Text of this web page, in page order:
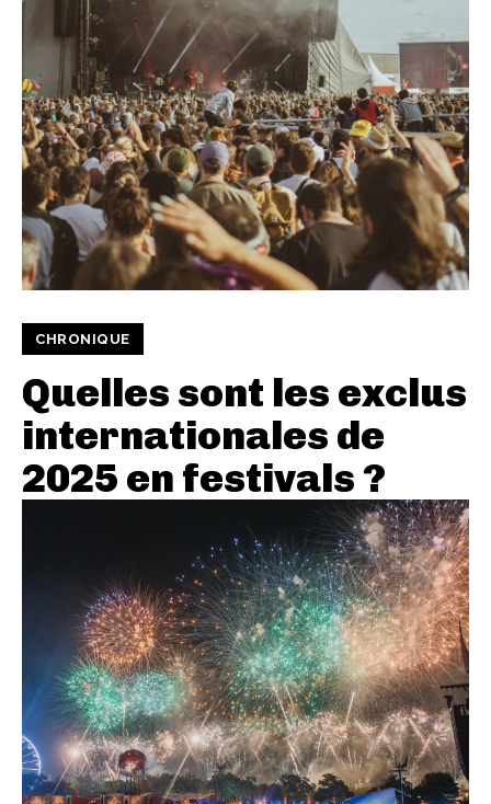
CHRONIQUE
Quelles sont les exclus
internationales de
2025 en festivals ?